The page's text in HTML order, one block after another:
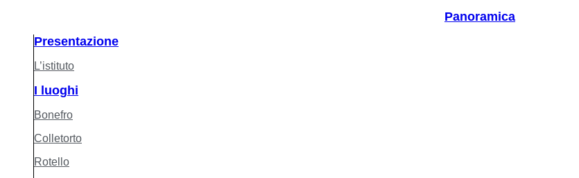
Panoramica
Presentazione
L’istituto
I luoghi
Bonefro
Colletorto
Rotello